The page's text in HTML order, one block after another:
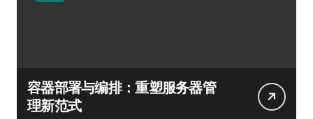
容器部署与编排：重塑服务器管
理新范式